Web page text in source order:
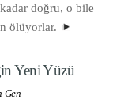
doğru, o bile
ölüyorlar.
Yeni Yüzü
Gen